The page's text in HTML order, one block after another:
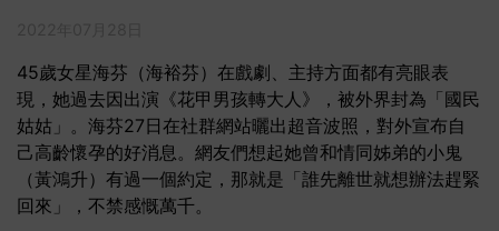
45歲女星海芬（海裕芬）在戲劇、主持方面都有亮眼表
現，她過去因出演《花甲男孩轉大人》，被外界封為「國民
姑姑」。海芬27日在社群網站曬出超音波照，對外宣布自
己高齡懷孕的好消息。網友們想起她曾和情同姊弟的小鬼
（黃鴻升）有過一個約定，那就是「誰先離世就想辦法趕緊
回來」，不禁感慨萬千。